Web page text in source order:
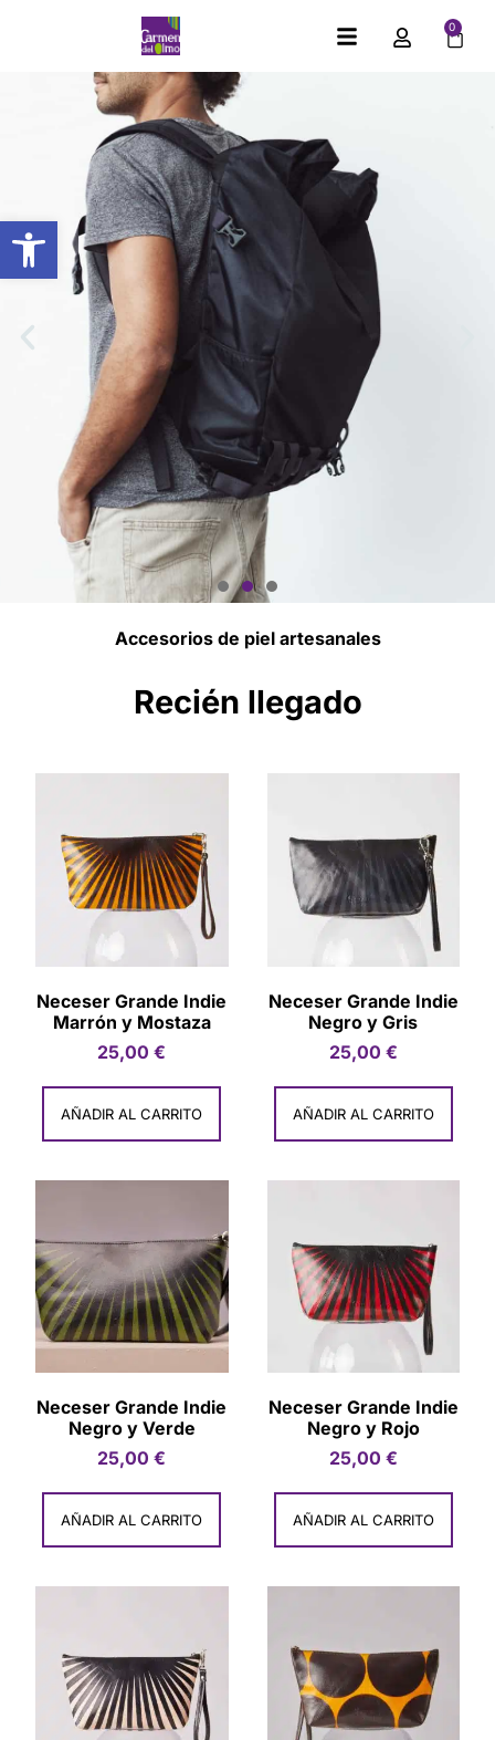
Abrir barra de herramientas
0
Encuentra Tu Modelo
Perfecto
COMPRAR AHORA!
Accesorios de piel artesanales
Recién llegado
Neceser Grande Indie
Marrón y Mostaza
25,00€
AÑADIR AL CARRITO
Neceser Grande Indie
Negro y Gris
25,00 €
AÑADIR AL CARRITO
Neceser Grande Indie
Negro y Verde
25,00€
AÑADIR AL CARRITO
Neceser Grande Indie
Negro y Rojo
25,00 €
AÑADIR AL CARRITO